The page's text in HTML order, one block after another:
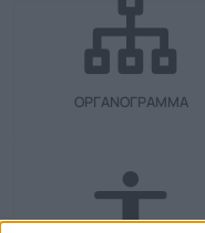
ΟΡΓΑΝΟΓΡΑΜΜΑ